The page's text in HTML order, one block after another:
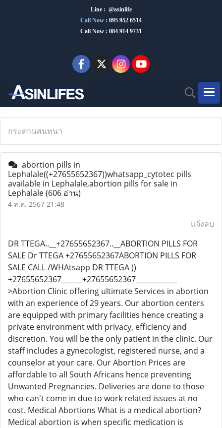
Line : @asinlife
Call Now : 095 952 6514
Call Now : 084 914 9731
กระดานสนทนา
abortion pills in
Lephalale((+27655652367))whatsapp_cytotec pills
available in Lephalale,abortion pills for sale in
Lephalale(606 อ่าน)
4 ส.ค. 2567 21:48
แจ้งลบ
DR TTEGA..__+27655652367..__ABORTION PILLS FOR
SALE Dr TTEGA +27655652367ABORTION PILLS FOR
SALE CALL /WHAtsapp DR TTEGA ))
+27655652367______+27655652367____________
>Abortion Clinic offering ultimate Services in abortion
with an experience of 29 years. Our abortion centers
are equipped with primary facilities hence creating a
private environment with privacy, efficiency and
discretion. You will be the only patient in the clinic. Our
staff includes a gynecologist, registered nurse, and a
counselor at your care. Our Abortion Prices are
affordable to all South Africans hence preventing
Unwanted Pregnancies. Deliveries are done to those
who can't come in due to work related issues at no
cost. Medical Abortions What is a medical abortion?
Medical abortion is when specific medication is